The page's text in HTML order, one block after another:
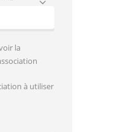
la
à utiliser